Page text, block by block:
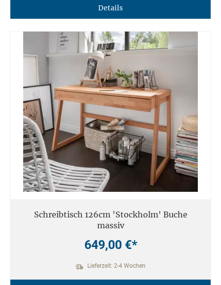
Details
Schreibtisch 126cm 'Stockholm' Buche
massiv
649,00 €*
Lieferzeit: 2-4 Wochen